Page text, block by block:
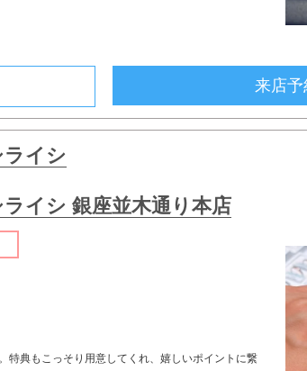
来店
イシ
イシ 銀座並木通り本店
特典もこっそり用意してくれ、嬉しいポイントに繋